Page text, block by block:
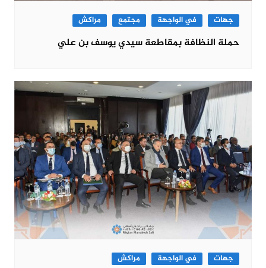
جهات في الواجهة مجتمع مراكش
حملة النظافة بمقاطعة سيدي يوسف بن علي
جهات في الواجهة مراكش